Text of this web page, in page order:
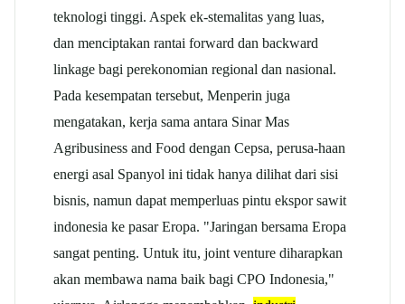
teknologi tinggi. Aspek ek-stemalitas yang luas,
dan menciptakan rantai forward dan backward
linkage bagi perekonomian regional dan nasional.
Pada kesempatan tersebut, Menperin juga
mengatakan, kerja sama antara Sinar Mas
Agribusiness and Food dengan Cepsa, perusa-haan
energi asal Spanyol ini tidak hanya dilihat dari sisi
bisnis, namun dapat memperluas pintu ekspor sawit
indonesia ke pasar Eropa. "Jaringan bersama Eropa
sangat penting. Untuk itu, joint venture diharapkan
akan membawa nama baik bagi CPO Indonesia,"